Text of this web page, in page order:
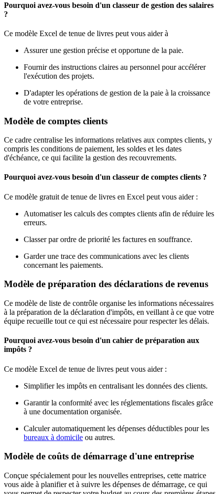
Pourquoi avez-vous besoin d'un classeur de gestion des salaires
?
Ce modèle Excel de tenue de livres peut vous aider à
Assurer une gestion précise et opportune de la paie.
Fournir des instructions claires au personnel pour accélérer
l'exécution des projets.
D'adapter les opérations de gestion de la paie à la croissance
de votre entreprise.
Modèle de comptes clients
Ce cadre centralise les informations relatives aux comptes clients, y
compris les conditions de paiement, les soldes et les dates
d'échéance, ce qui facilite la gestion des recouvrements.
Pourquoi avez-vous besoin d'un classeur de comptes clients ?
Ce modèle gratuit de tenue de livres en Excel peut vous aider :
Automatiser les calculs des comptes clients afin de réduire les
erreurs.
Classer par ordre de priorité les factures en souffrance.
Garder une trace des communications avec les clients
concernant les paiements.
Modèle de préparation des déclarations de revenus
Ce modèle de liste de contrôle organise les informations nécessaires
à la préparation de la déclaration d'impôts, en veillant à ce que votre
équipe recueille tout ce qui est nécessaire pour respecter les délais.
Pourquoi avez-vous besoin d'un cahier de préparation aux
impôts ?
Ce modèle Excel de tenue de livres peut vous aider :
Simplifier les impôts en centralisant les données des clients.
Garantir la conformité avec les réglementations fiscales grâce
à une documentation organisée.
Calculer automatiquement les dépenses déductibles pour les
bureaux à domicile ou autres.
Modèle de coûts de démarrage d'une entreprise
Conçue spécialement pour les nouvelles entreprises, cette matrice
vous aide à planifier et à suivre les dépenses de démarrage, ce qui